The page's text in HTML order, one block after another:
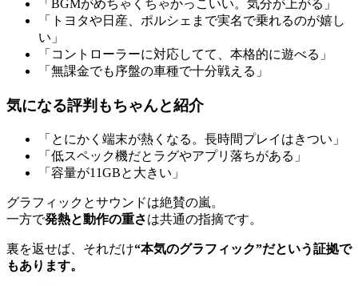
「BGMがめちゃくちゃかっこいい。気分が上がる」
「トヨタや日産、ポルシェまで実名で乗れるのが嬉し
い」
「コントローラーに対応してて、本格的に遊べる」
「無課金でも序盤の車種で十分戦える」
気になる評判もちゃんと紹介
「とにかく端末が熱くなる。長時間プレイはきつい」
「低スペック機だとラグやアプリ落ちがある」
「容量が11GBと大きい」
グラフィックとサウンドは絶賛の嵐。
一方で発熱と動作の重さは共通の指摘です。
裏を返せば、それだけ“本気のグラフィック”だという証拠で
もあります。